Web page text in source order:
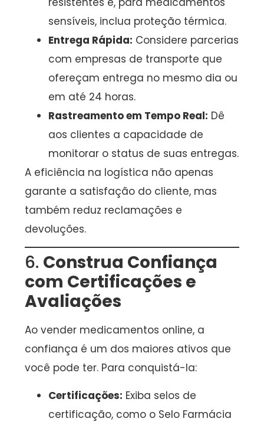
sensíveis, inclua proteção térmica.
Entrega Rápida: Considere parcerias
com empresas de transporte que
ofereçam entrega no mesmo dia ou
em até 24 horas.
Rastreamento em Tempo Real: Dê
aos clientes a capacidade de
monitorar o status de suas entregas.
A eficiência na logística não apenas
garante a satisfação do cliente, mas
também reduz reclamações e
devoluções.
6. Construa Confiança
com Certificações e
Avaliações
Ao vender medicamentos online, a
confiança é um dos maiores ativos que
você pode ter. Para conquistá-la:
Certificações: Exiba selos de
certificação, como o Selo Farmácia